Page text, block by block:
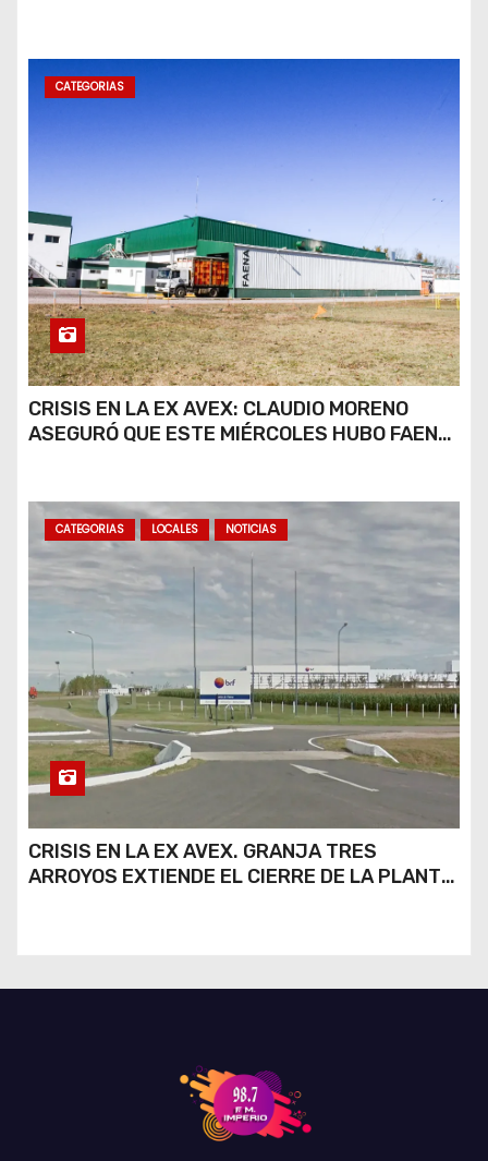
CATEGORIAS
CRISIS EN LA EX AVEX: CLAUDIO MORENO
ASEGURÓ QUE ESTE MIÉRCOLES HUBO FAENA
CATEGORIAS LOCALES NOTICIAS
CRISIS EN LA EX AVEX. GRANJA TRES
ARROYOS EXTIENDE EL CIERRE DE LA PLANTA